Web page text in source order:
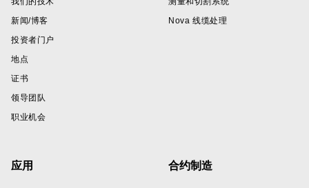
新闻/博客
投资者门户
地点
证书
领导团队
职业机会
Nova 线缆处理
应用 合约制造